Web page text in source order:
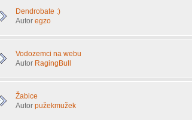
Dendrobate :)
Autoregzo
Vodozemci na webu
Autor RagingBull
Žabice
Autorpužekmužek